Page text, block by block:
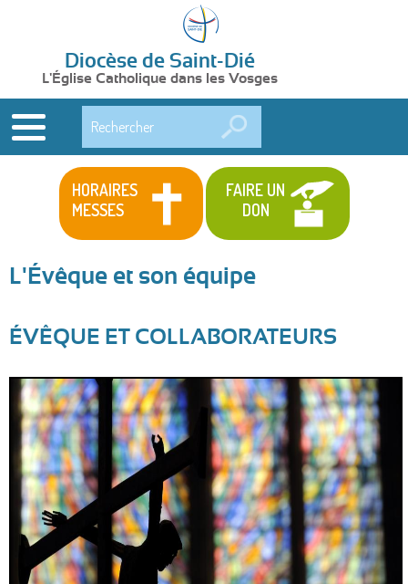
Diocèse de Saint-Dié
L'Église Catholique dans les Vosges
HORAIRES
MESSES
FAIRE UN
DON
L'Évêque et son équipe
ÉVÊQUE ET COLLABORATEURS